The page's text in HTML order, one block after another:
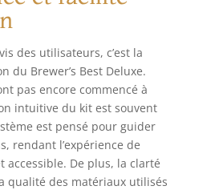
des utilisateurs, c’est la
du Brewer’s Best Deluxe.
pas encore commencé à
intuitive du kit est souvent
est pensé pour guider
rendant l’expérience de
accessible. De plus, la clarté
qualité des matériaux utilisés